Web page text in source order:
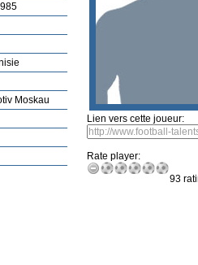
Moskau
Lien vers cette joueur:
Rate player:
93